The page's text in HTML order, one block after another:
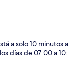
a solo 10 minutos
días de 07:00 a